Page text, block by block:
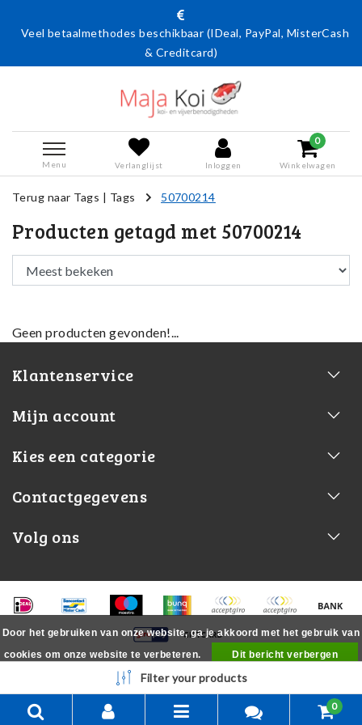
Veel betaalmethodes beschikbaar (IDeal, PayPal, MisterCash
& Creditcard)
Menu Verlanglijst Inloggen
0
Winkelwagen
Terug naar Tags | Tags 50700214
Producten getagd met 50700214
Geen producten gevonden!...
Klantenservice
Mijn account
Kies een categorie
Contactgegevens
Volg ons
Filter your products
0
Door het gebruiken van onze website, ga je akkoord met het gebruik van
cookies om onze website te verbeteren.
Dit bericht verbergen
Meer over cookies »